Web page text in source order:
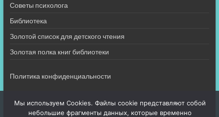
Советы психолога
Библиотека
Золотой список для детского чтения
Золотая полка книг библиотеки
Политика конфиденциальности
Мы используем Cookies. Файлы cookie представляют собой
небольшие фрагменты данных, которые временно